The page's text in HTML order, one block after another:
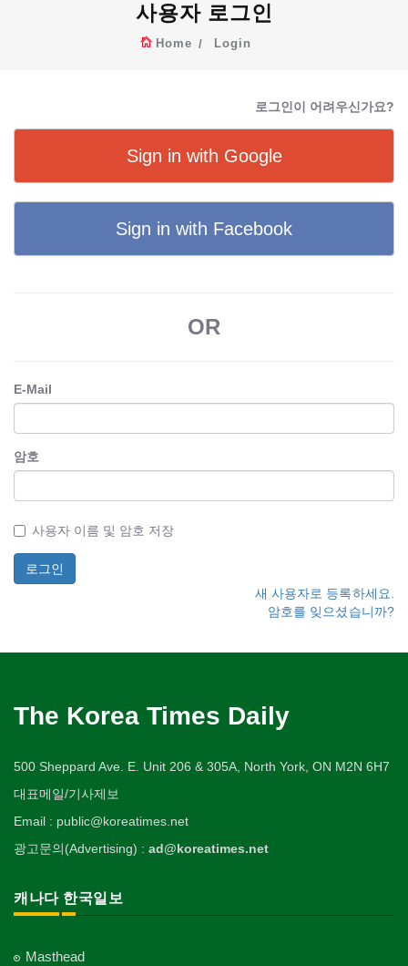
사용자 로그인
Home Login
로그인이 어려우신가요?
Sign in with Google
Sign in with Facebook
OR
E-Mail
암호
사용자 이름 및 암호 저장
새 사용자로 등록하세요.
암호를 잊으셨습니까?
The Korea Times Daily
500 Sheppard Ave. E. Unit 206 & 305A, North York, ON M2N 6H7
대표메일/기사제보
Email : public@koreatimes.net
광고문의(Advertising) : ad@koreatimes.net
캐나다 한국일보
Masthead